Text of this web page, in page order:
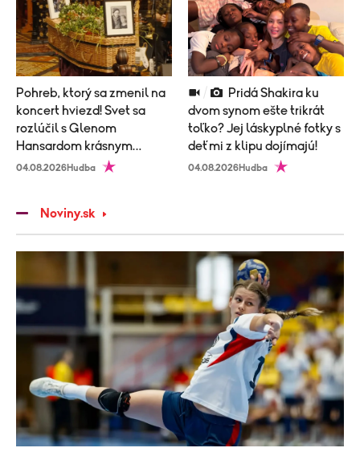
Pohreb, ktorý sa zmenil na
koncert hviezd! Svet sa
rozlúčil s Glenom
Hansardom krásnym
obradom
04.08.2026Hudba
dvom synom ešte trikrát
toľko? Jej láskyplné fotky s
deťmi z klipu dojímajú!
04.08.2026Hudba
Noviny.sk